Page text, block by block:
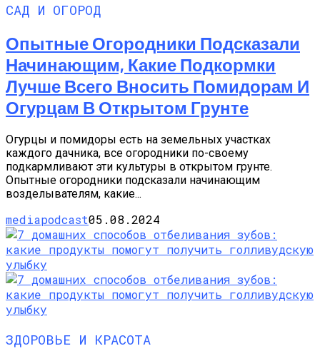
САД И ОГОРОД
Опытные Огородники Подсказали
Начинающим, Какие Подкормки
Лучше Всего Вносить Помидорам И
Огурцам В Открытом Грунте
Огурцы и помидоры есть на земельных участках
каждого дачника, все огородники по-своему
подкармливают эти культуры в открытом грунте.
Опытные огородники подсказали начинающим
возделывателям, какие...
mediapodcast05.08.2024
ЗДОРОВЬЕ И КРАСОТА